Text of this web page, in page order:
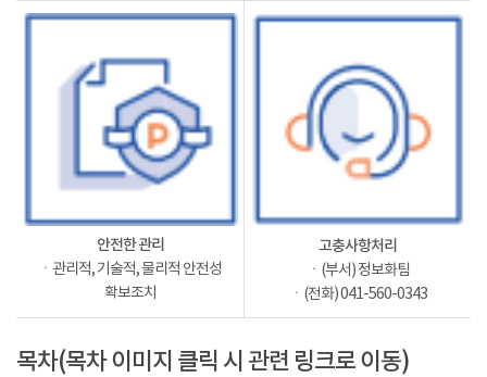
안전한 관리
ㆍ관리적, 기술적, 물리적 안전성
확보조치
고충사항처리
ㆍ(부서) 정보화팀
ㆍ(전화) 041-560-0343
목차(목차 이미지 클릭 시 관련 링크로 이동)